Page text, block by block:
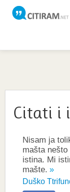
Autori
Citati i
Nisam ja
mašta
istina. Mi
mašte.
Duško